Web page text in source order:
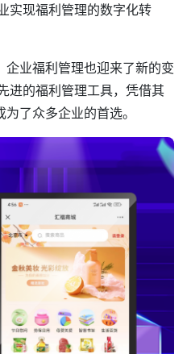
实现福利管理的数字化转
企业福利管理也迎来了新的变
进的福利管理工具，凭借其
了众多企业的首选。